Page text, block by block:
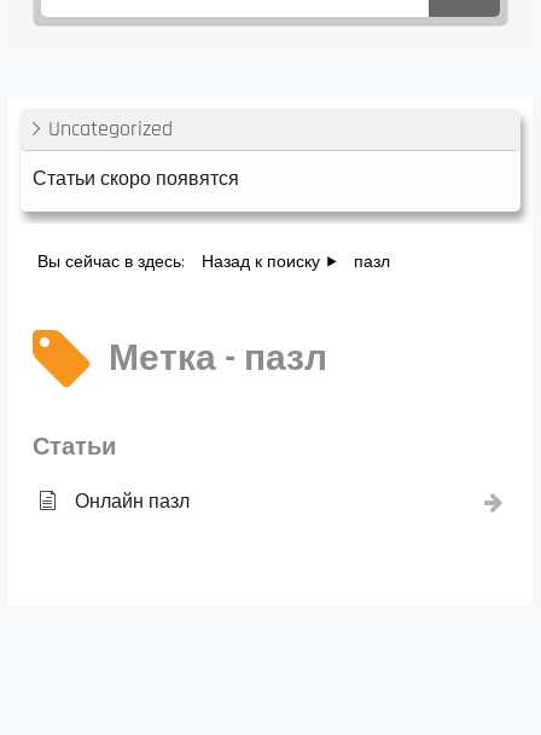
Uncategorized
Статьи скоро появятся
Вы сейчас в здесь: Назад к поиску пазл
Метка - пазл
Статьи
Онлайн пазл